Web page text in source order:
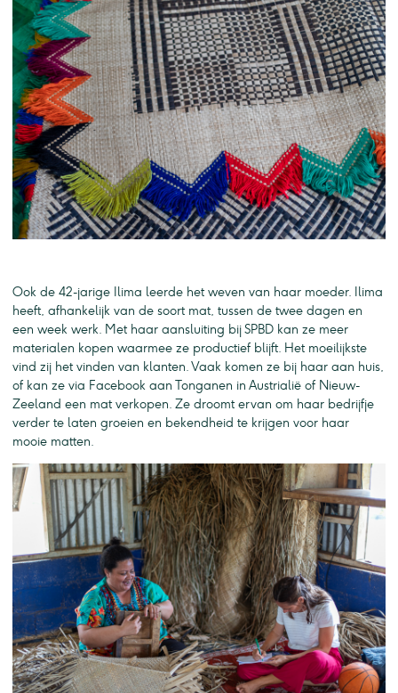
Ook de 42-jarige Ilima leerde het weven van haar moeder. Ilima
heeft, afhankelijk van de soort mat, tussen de twee dagen en
een week werk. Met haar aansluiting bij SPBD kan ze meer
materialen kopen waarmee ze productief blijft. Het moeilijkste
vind zij het vinden van klanten. Vaak komen ze bij haar aan huis,
of kan ze via Facebook aan Tonganen in Austrialië of Nieuw-
Zeeland een mat verkopen. Ze droomt ervan om haar bedrijfje
verder te laten groeien en bekendheid te krijgen voor haar
mooie matten.